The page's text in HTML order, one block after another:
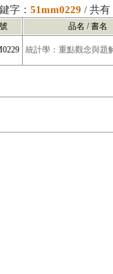
字： 51mm0229 / 共有
品名 / 書名
統計學：重點觀念與題